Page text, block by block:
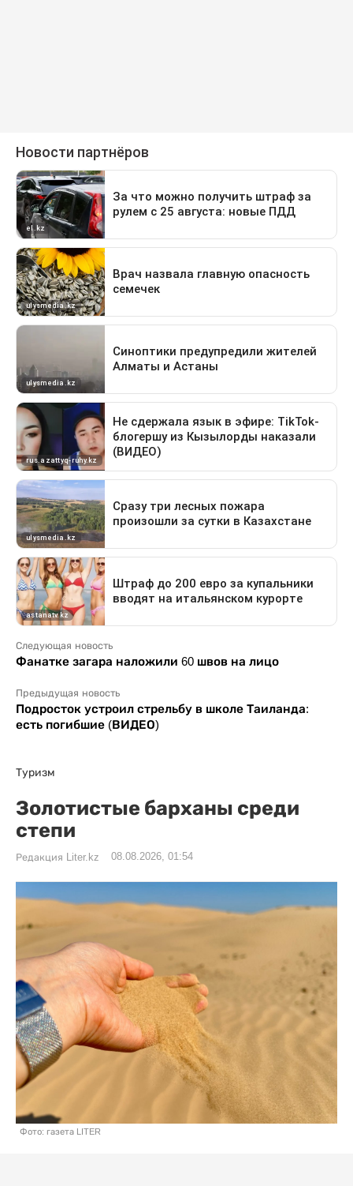
Следующая новость
Фанатке загара наложили 60 швов на лицо
Предыдущая новость
Подросток устроил стрельбу в школе Таиланда:
есть погибшие (ВИДЕО)
Туризм
Золотистые барханы среди
степи
Редакция Liter.kz 08.08.2026, 01:54
Фото: газета LITER